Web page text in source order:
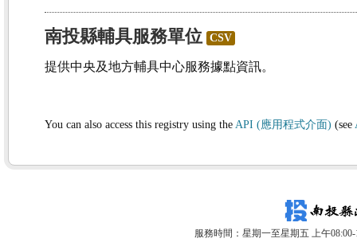
南投縣輔具服務單位 CSV
提供中央及地方輔具中心服務據點資訊。
You can also access this registry using the API (應用程式介面) (see
服務時間：星期一至星期五 上午